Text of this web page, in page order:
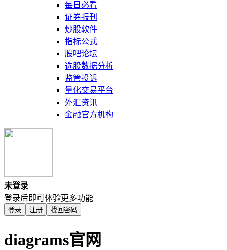
每日必看
证券报刊
炒股软件
指标公式
股吧论坛
选股数据分析
监管投诉
量化交易平台
外汇资讯
金融官方机构
未登录
登录后即可体验更多功能
登录 注册 找回密码
diagrams官网